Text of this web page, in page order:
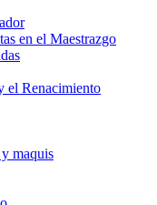
en el Maestrazgo
el Renacimiento
maquis